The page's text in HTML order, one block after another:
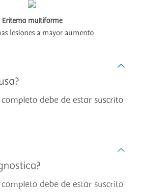
Eritema multiforme
lesiones a mayor aumento
debe de estar suscrito
debe de estar suscrito